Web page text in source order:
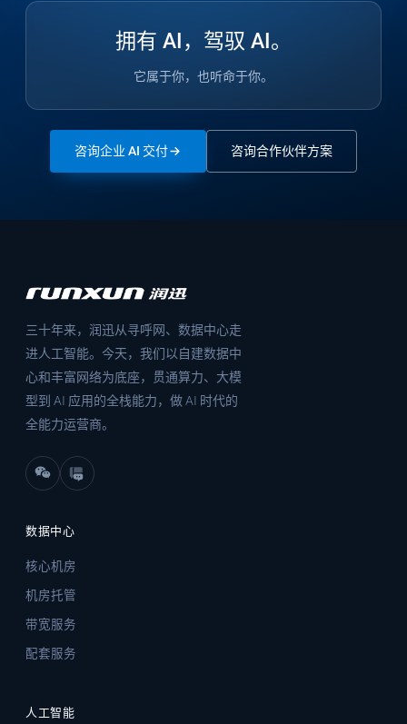
拥有 AI，驾驭 AI。
它属于你，也听命于你。
咨询企业 AI 交付 咨询合作伙伴方案
三十年来，润迅从寻呼网、数据中心走
进人工智能。今天，我们以自建数据中
心和丰富网络为底座，贯通算力、大模
型到 AI 应用的全栈能力，做 AI 时代的
全能力运营商。
数据中心
核心机房
机房托管
带宽服务
配套服务
人工智能